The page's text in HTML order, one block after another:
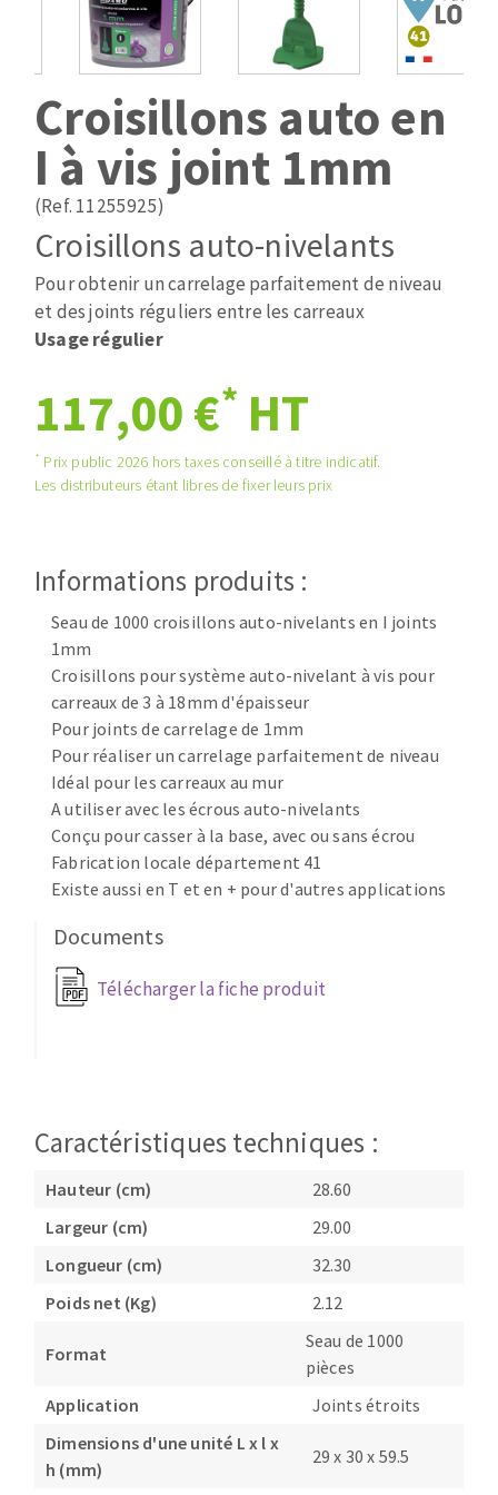
Pose des joints
Nettoyage
Mèches
Fraises carbure
Fers et plaquettes
Lames de scie à ruban
ABRASIFS APPLIQUÉS
Disques auto-agrippant
Patins
Bandes abrasives
Disques fibre et papier
Cales à poncer et patins
Eponges abrasive
Plateaux supports
DISQUES ABRASIFS
Disques abrasifs agglomérés
Meules d'ébarbage
TRAITEMENT DE SURFACE
Disques à lamelles
Meules sur tige
Brosses
Feutres à polir
Rouleaux d'atelier
NETTOYAGE
MACHINES POUR LE TRAVAIL DU MÉTAL
Tronçonneuses
Scies à ruban
Perceuses
Perceuses magnétiques
Tourets
Croisillons auto en
I à vis joint 1mm
(Ref. 11255925)
Croisillons auto-nivelants
Pour obtenir un carrelage parfaitement de niveau
et des joints réguliers entre les carreaux
Usage régulier
117,00 €* HT
* Prix public 2026 hors taxes conseillé à titre indicatif.
Les distributeurs étant libres de fixer leurs prix
Informations produits :
Seau de 1000 croisillons auto-nivelants en I joints
1mm
Croisillons pour système auto-nivelant à vis pour
carreaux de 3 à 18mm d'épaisseur
Pour joints de carrelage de 1mm
Pour réaliser un carrelage parfaitement de niveau
Idéal pour les carreaux au mur
A utiliser avec les écrous auto-nivelants
Conçu pour casser à la base, avec ou sans écrou
Fabrication locale département 41
Existe aussi en T et en + pour d'autres applications
Documents
Télécharger la fiche produit
Caractéristiques techniques :
Hauteur (cm)
28.60
Largeur (cm)
29.00
Longueur (cm)
32.30
Poids net (Kg)
2.12
Format
Seau de 1000
pièces
Application
Joints étroits
Dimensions d'une unité L x l x
h (mm)
29 x 30 x 59.5